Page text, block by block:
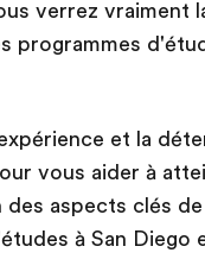
verrez vraiment
programmes
et la
vous aider à
des aspects clés
à San Diego